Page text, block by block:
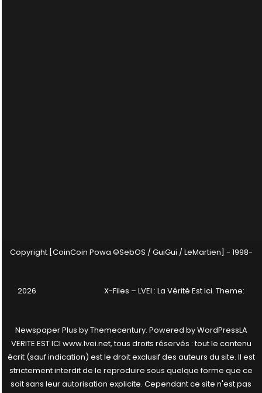
Copyright [CoinCoin Powa ©SebOS / GuiGui / LeMartien] - 1998-
2026 X-Files – LVEI : La Vérité Est Ici. Theme:
Newspaper Plus byThemecentury. Powered byWordPressLA
VERITE EST ICI www.lvei.net, tous droits réservés : tout le contenu
écrit (sauf indication) est le droit exclusif des auteurs du site. Il est
strictement interdit de le reproduire sous quelque forme que ce
soit sans leur autorisation explicite. Cependant ce site n'est pas